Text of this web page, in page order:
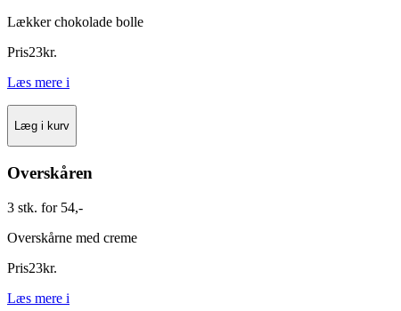
Lækker chokolade bolle
Pris23kr.
Læs mere i
Læg i kurv
Overskåren
3 stk. for 54,-
Overskårne med creme
Pris23kr.
Læs mere i